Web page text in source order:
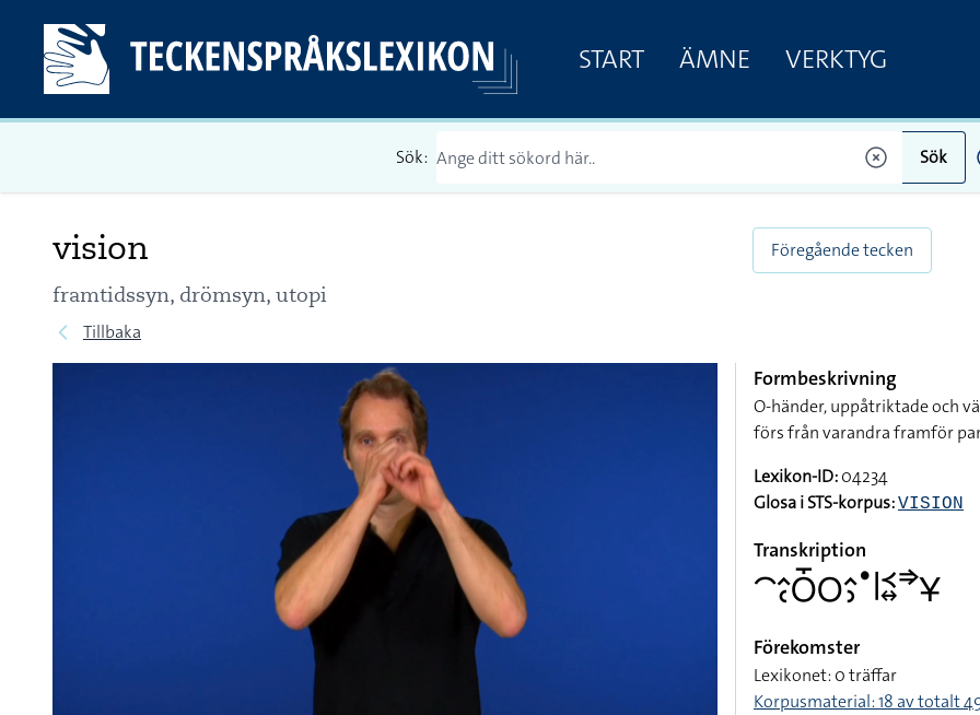
START ÄMNE VERKTYG
Sök: Sök
vision
framtidssyn, drömsyn, utopi
Tillbaka
Föregående tecken
Formbeskrivning
O-händer, uppåtriktade och
förs från varandra framför
Lexikon-ID:04234
Glosa i STS-korpus:VISION
Transkription
􌤃􌤵􌥗􌥆􌤻􌥆􌤵􌤶􌤟􌥼􌥹􌦉􌦆􌥃
Förekomster
Lexikonet: 0 träffar
Korpusmaterial: 18 av totalt